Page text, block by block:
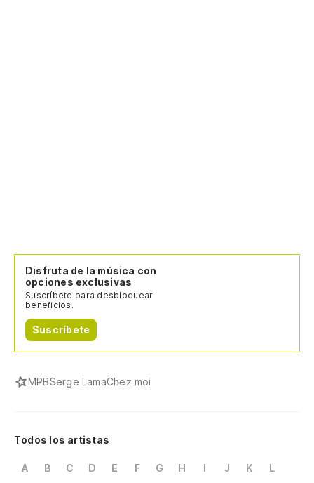
Disfruta de la música con
opciones exclusivas
Suscríbete para desbloquear
beneficios.
Suscríbete
MPBSerge LamaChez moi
Todos los artistas
A B C D E F G H I J K
L